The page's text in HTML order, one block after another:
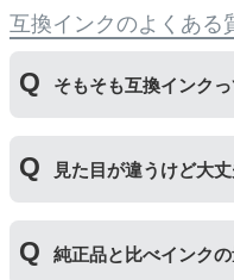
互換インクのよくある
そもそも互換インクっ
いる互換品です。サ
われます。開発コス
見た目が違うけど大丈
いる互換品です。プ
純正品と比べインクの